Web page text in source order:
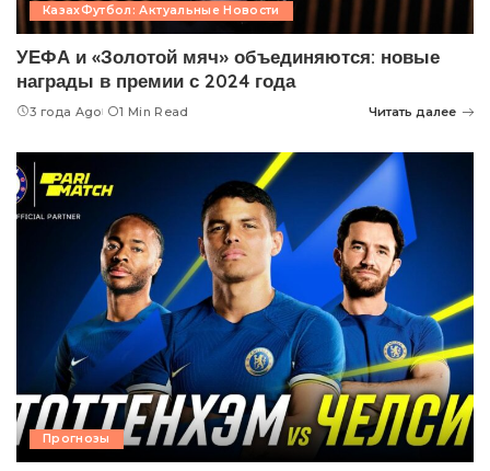
КазахФутбол: Актуальные Новости
УЕФА и «Золотой мяч» объединяются: новые
награды в премии с 2024 года
3 года Ago 1 Min Read Читать далее
Прогнозы